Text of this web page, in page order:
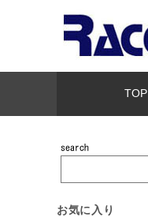
TOP
お気に入り